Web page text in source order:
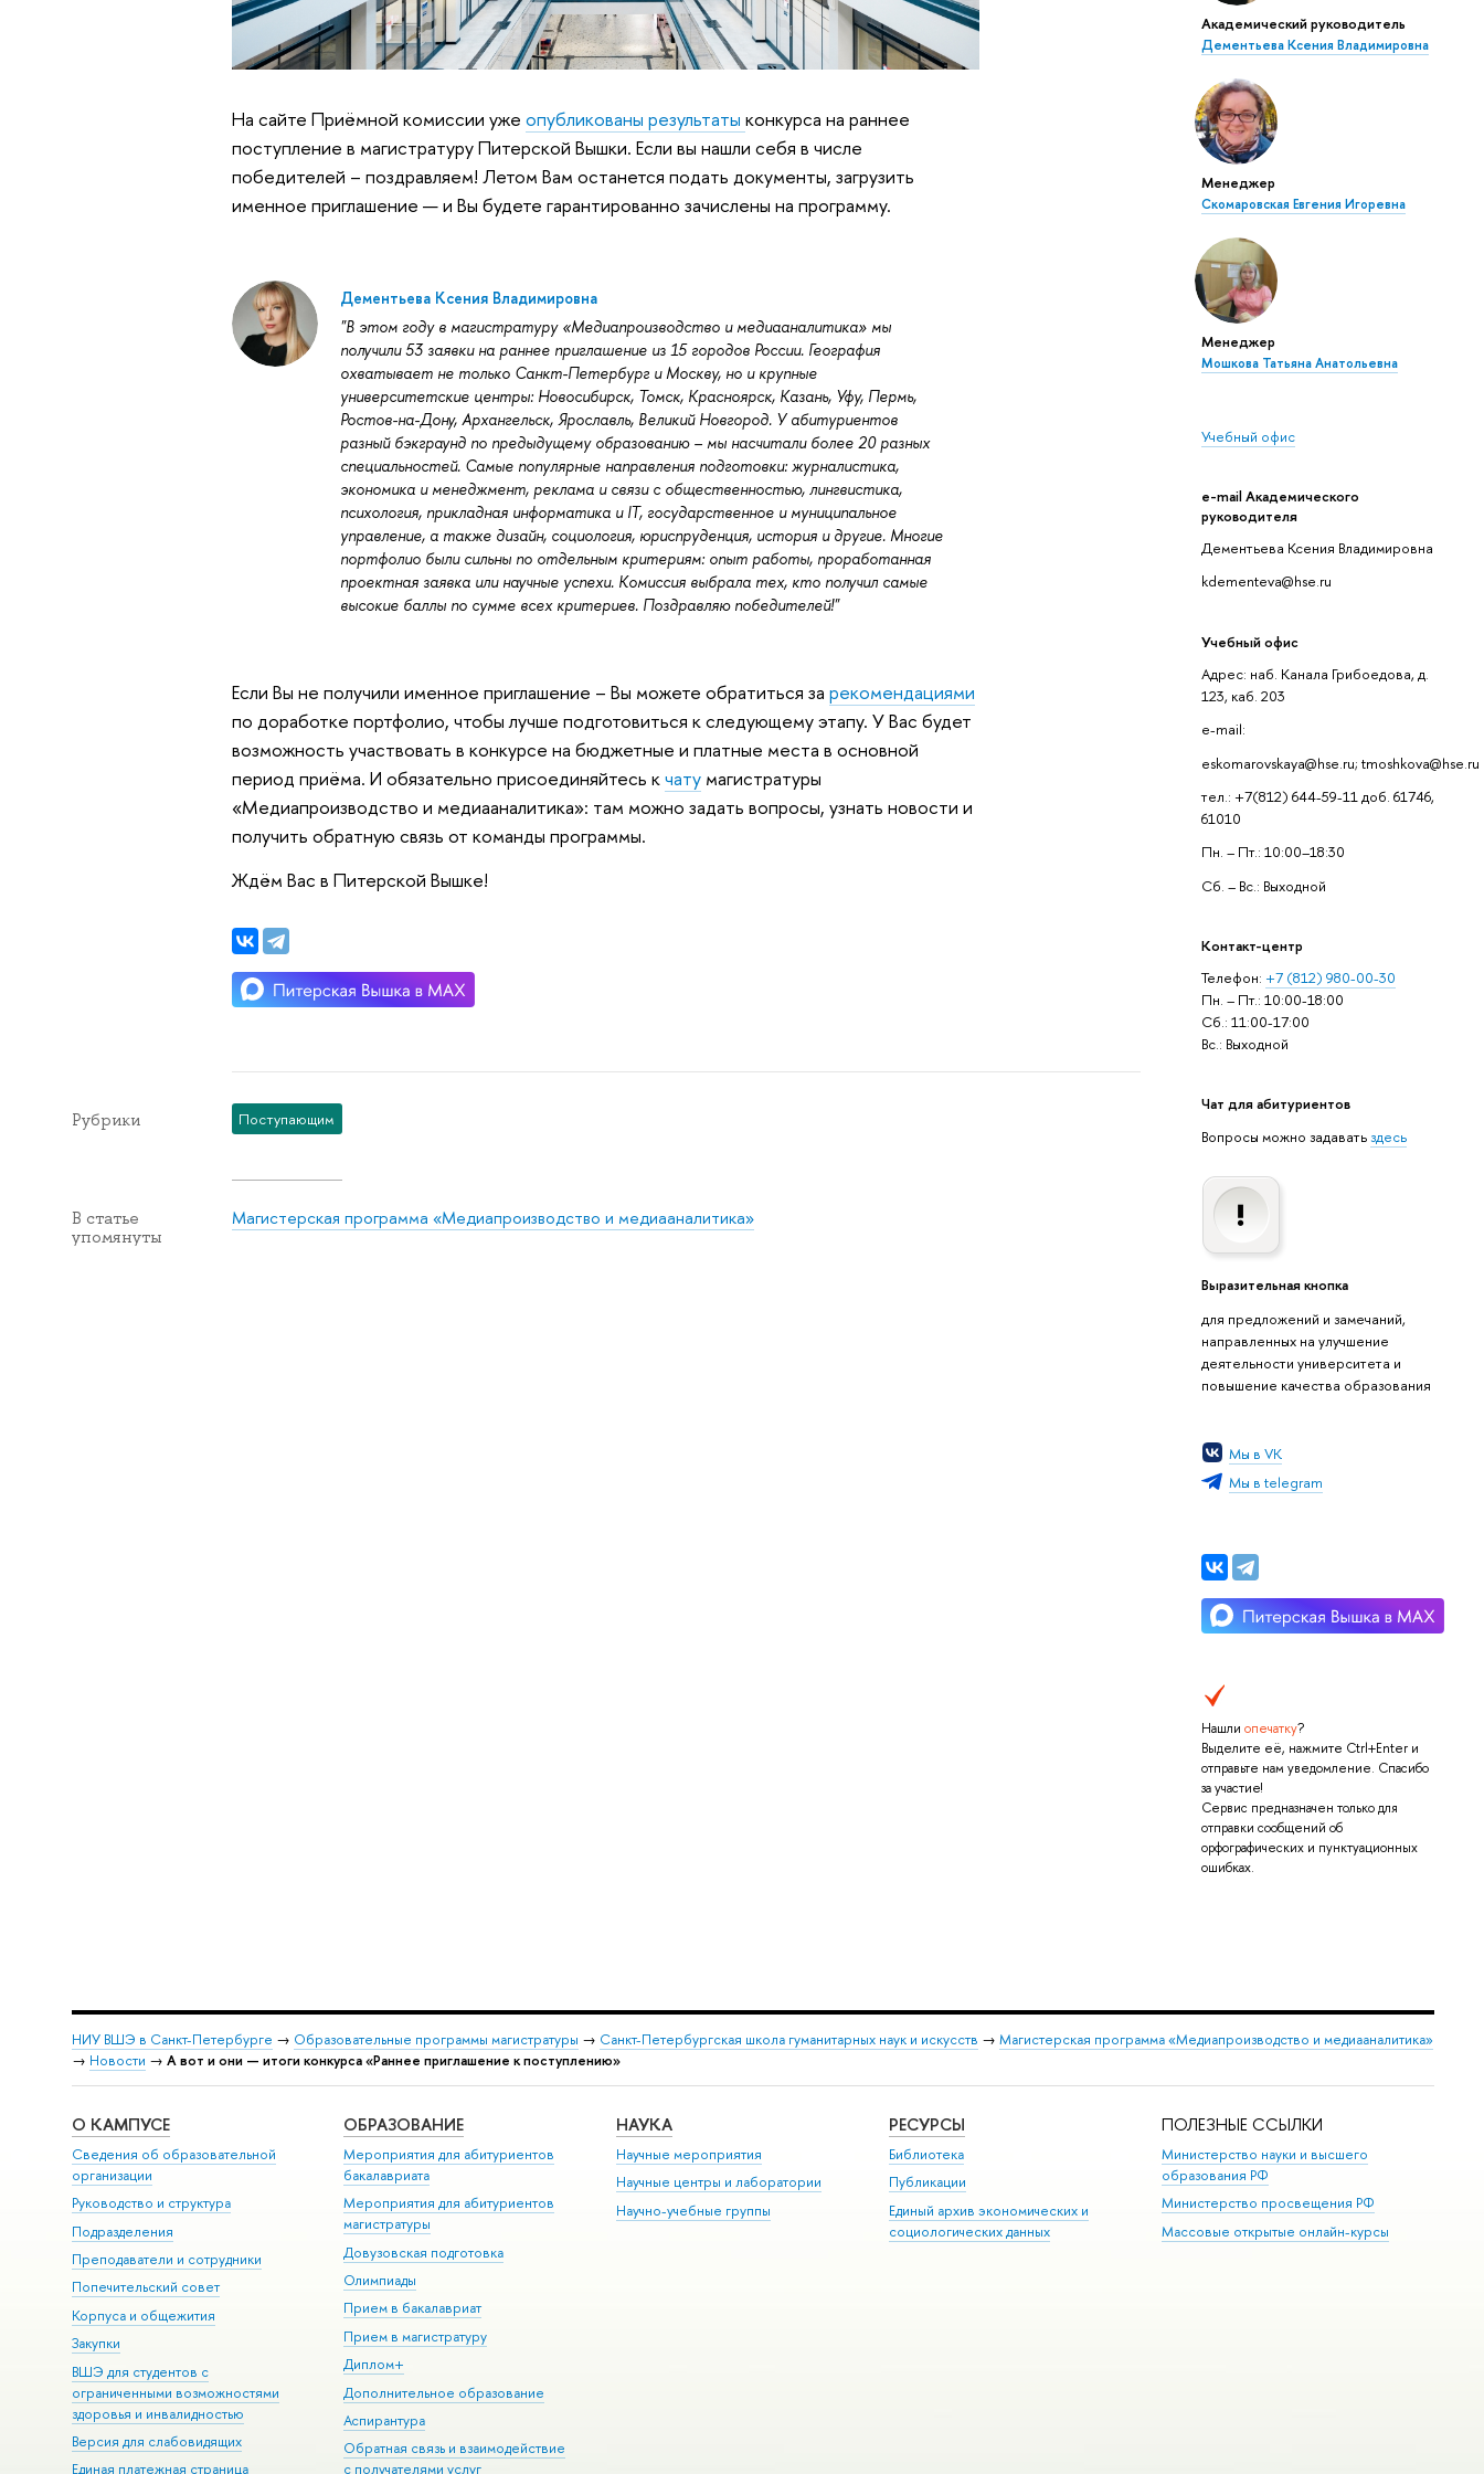
Академический руководитель
Дементьева Ксения Владимировна
Менеджер
Скомаровская Евгения Игоревна
Менеджер
Мошкова Татьяна Анатольевна
Учебный офис
e-mail Академического
руководителя
Дементьева Ксения Владимировна
kdementeva@hse.ru
Учебный офис
Адрес: наб. Канала Грибоедова, д.
123, каб. 203
e-mail:
eskomarovskaya@hse.ru; tmoshkova@hse.ru
тел.: +7(812) 644-59-11 доб. 61746,
61010
Пн. – Пт.: 10:00–18:30
Сб. – Вс.: Выходной
Контакт-центр
Телефон: +7 (812) 980-00-30
Пн. – Пт.: 10:00-18:00
Сб.: 11:00-17:00
Вс.: Выходной
Чат для абитуриентов
Вопросы можно задаватьздесь
Выразительная кнопка
для предложений и замечаний,
направленных на улучшение
деятельности университета и
повышение качества образования
Мы в VK
Мы в telegram
Нашли опечатку?
Выделите её, нажмите Ctrl+Enter и
отправьте нам уведомление. Спасибо
за участие!
Сервис предназначен только для
отправки сообщений об
орфографических и пунктуационных
ошибках.
На сайте Приёмной комиссии уже опубликованы результаты конкурса на раннее
поступление в магистратуру Питерской Вышки. Если вы нашли себя в числе
победителей – поздравляем! Летом Вам останется подать документы, загрузить
именное приглашение — и Вы будете гарантированно зачислены на программу.
Дементьева Ксения Владимировна
"В этом году в магистратуру «Медиапроизводство и медиааналитика» мы
получили 53 заявки на раннее приглашение из 15 городов России. География
охватывает не только Санкт-Петербург и Москву, но и крупные
университетские центры: Новосибирск, Томск, Красноярск, Казань, Уфу, Пермь,
Ростов-на-Дону, Архангельск, Ярославль, Великий Новгород. У абитуриентов
разный бэкграунд по предыдущему образованию – мы насчитали более 20 разных
специальностей. Самые популярные направления подготовки: журналистика,
экономика и менеджмент, реклама и связи с общественностью, лингвистика,
психология, прикладная информатика и IT, государственное и муниципальное
управление, а также дизайн, социология, юриспруденция, история и другие. Многие
портфолио были сильны по отдельным критериям: опыт работы, проработанная
проектная заявка или научные успехи. Комиссия выбрала тех, кто получил самые
высокие баллы по сумме всех критериев. Поздравляю победителей!"
Если Вы не получили именное приглашение – Вы можете обратиться за рекомендациями
по доработке портфолио, чтобы лучше подготовиться к следующему этапу. У Вас будет
возможность участвовать в конкурсе на бюджетные и платные места в основной
период приёма. И обязательно присоединяйтесь кчатумагистратуры
«Медиапроизводство и медиааналитика»: там можно задать вопросы, узнать новости и
получить обратную связь от команды программы.
Ждём Вас в Питерской Вышке!
Рубрики Поступающим
В статье
упомянуты
Магистерская программа «Медиапроизводство и медиааналитика»
НИУ ВШЭ в Санкт-Петербурге → Образовательные программы магистратуры → Санкт-Петербургская школа гуманитарных наук и искусств → Магистерская программа «Медиапроизводство и медиааналитика»
→ Новости → А вот и они — итоги конкурса «Раннее приглашение к поступлению»
О КАМПУСЕ
Сведения об образовательной
организации
Руководство и структура
Подразделения
Преподаватели и сотрудники
Попечительский совет
Корпуса и общежития
Закупки
ВШЭ для студентов с
ограниченными возможностями
здоровья и инвалидностью
Версия для слабовидящих
Единая платежная страница
ОБРАЗОВАНИЕ
Мероприятия для абитуриентов
бакалавриата
Мероприятия для абитуриентов
магистратуры
Довузовская подготовка
Олимпиады
Прием в бакалавриат
Прием в магистратуру
Диплом+
Дополнительное образование
Аспирантура
Обратная связь и взаимодействие
с получателями услуг
НАУКА
Научные мероприятия
Научные центры и лаборатории
Научно-учебные группы
РЕСУРСЫ
Библиотека
Публикации
Единый архив экономических и
социологических данных
ПОЛЕЗНЫЕ ССЫЛКИ
Министерство науки и высшего
образования РФ
Министерство просвещения РФ
Массовые открытые онлайн-курсы